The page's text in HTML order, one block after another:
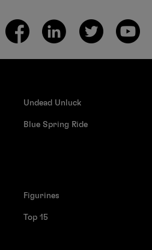
Undead Unluck
Blue Spring Ride
Figurines
Top 15